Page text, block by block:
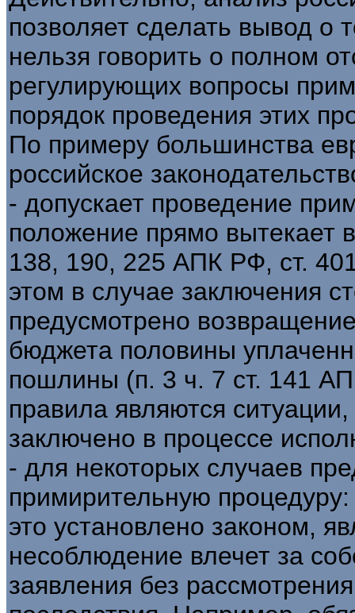
позволяет сделать вывод о
нельзя говорить о полном
регулирующих вопросы
порядок проведения этих
По примеру большинства
российское
- допускает проведение
положение прямо вытекает
138, 190, 225 АПК РФ, ст.
этом в случае заключения
предусмотрено
бюджета половины
пошлины (п. 3 ч. 7 ст. 141
правила являются
заключено в процессе
- для некоторых случаев
примирительную
это установлено законом,
несоблюдение влечет за
заявления без